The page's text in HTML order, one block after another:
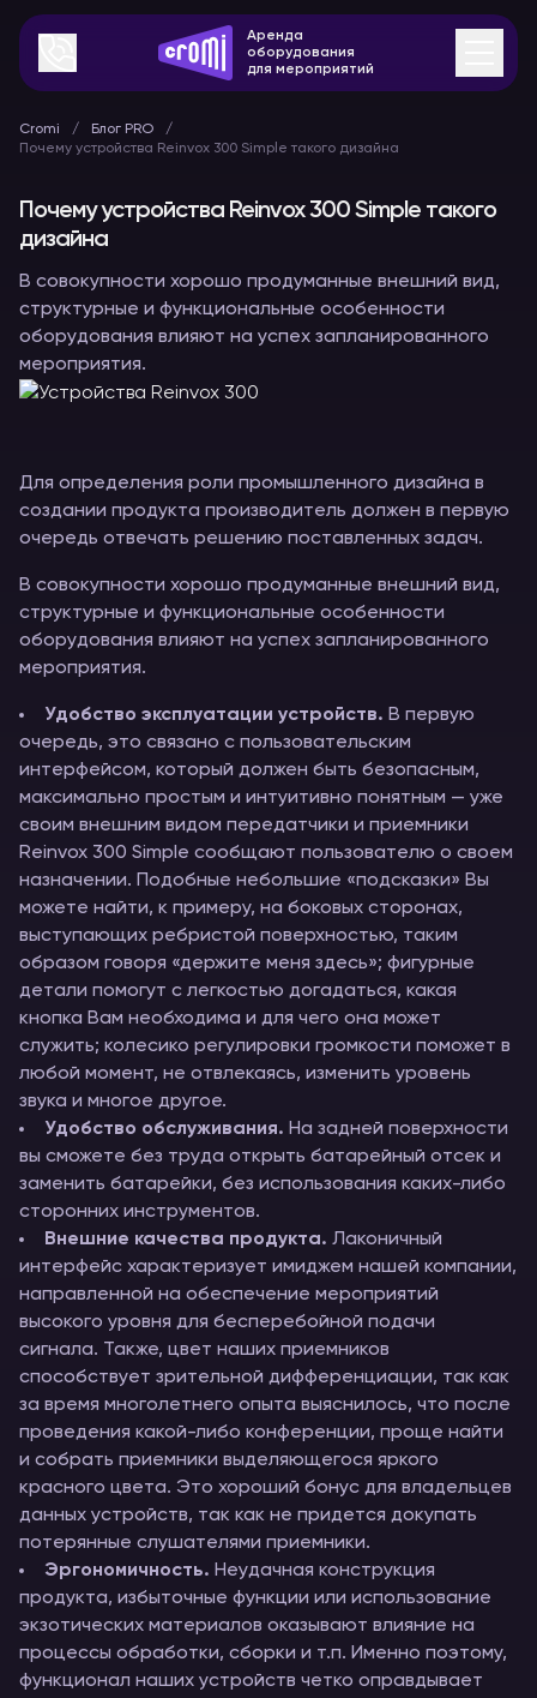
Аренда
оборудования
для мероприятий
Cromi
Блог PRO
Почему устройства Reinvox 300 Simple такого дизайна
Почему устройства Reinvox 300 Simple такого
дизайна
В совокупности хорошо продуманные внешний вид,
структурные и функциональные особенности
оборудования влияют на успех запланированного
мероприятия.
Для определения роли промышленного дизайна в
создании продукта производитель должен в первую
очередь отвечать решению поставленных задач.
В совокупности хорошо продуманные внешний вид,
структурные и функциональные особенности
оборудования влияют на успех запланированного
мероприятия.
Удобство эксплуатации устройств. В первую
очередь, это связано с пользовательским
интерфейсом, который должен быть безопасным,
максимально простым и интуитивно понятным — уже
своим внешним видом передатчики и приемники
Reinvox 300 Simple сообщают пользователю о своем
назначении. Подобные небольшие «подсказки» Вы
можете найти, к примеру, на боковых сторонах,
выступающих ребристой поверхностью, таким
образом говоря «держите меня здесь»; фигурные
детали помогут с легкостью догадаться, какая
кнопка Вам необходима и для чего она может
служить; колесико регулировки громкости поможет в
любой момент, не отвлекаясь, изменить уровень
звука и многое другое.
Удобство обслуживания. На задней поверхности
вы сможете без труда открыть батарейный отсек и
заменить батарейки, без использования каких-либо
сторонних инструментов.
Внешние качества продукта. Лаконичный
интерфейс характеризует имиджем нашей компании,
направленной на обеспечение мероприятий
высокого уровня для бесперебойной подачи
сигнала. Также, цвет наших приемников
способствует зрительной дифференциации, так как
за время многолетнего опыта выяснилось, что после
проведения какой-либо конференции, проще найти
и собрать приемники выделяющегося яркого
красного цвета. Это хороший бонус для владельцев
данных устройств, так как не придется докупать
потерянные слушателями приемники.
Эргономичность. Неудачная конструкция
продукта, избыточные функции или использование
экзотических материалов оказывают влияние на
процессы обработки, сборки и т.п. Именно поэтому,
функционал наших устройств четко оправдывает